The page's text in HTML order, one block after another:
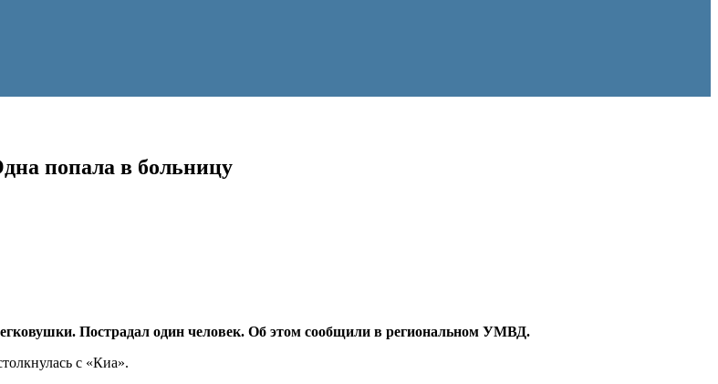
попала в больницу
Пострадал один человек. Об этом сообщили в региональном УМВД.
с «Киа».